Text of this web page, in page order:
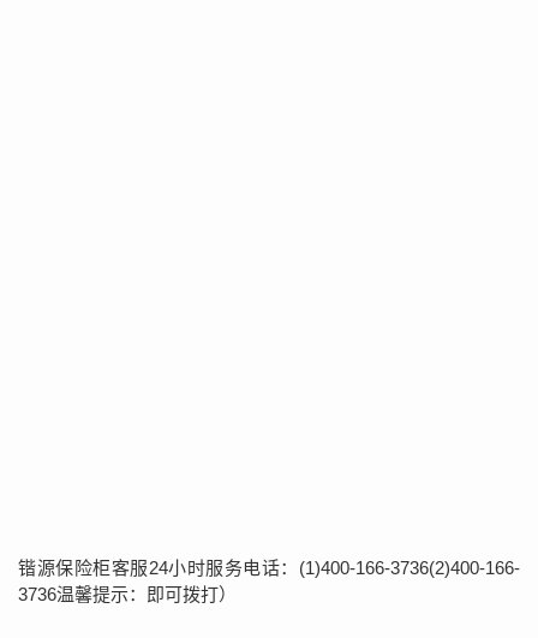
锴源保险柜客服24小时服务电话：(1)400-166-3736(2)400-166-
3736温馨提示：即可拨打）